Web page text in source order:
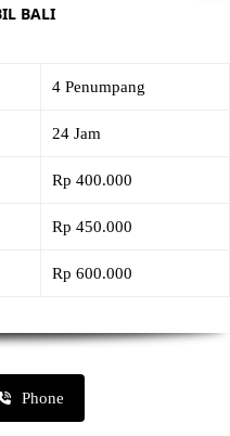
BALI
4 Penumpang
24 Jam
Rp 400.000
Rp 450.000
Rp 600.000
Phone